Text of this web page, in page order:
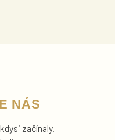
NÁS
začínaly.